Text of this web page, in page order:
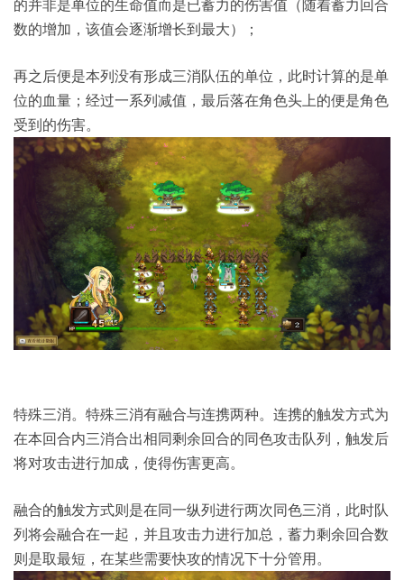
的并非是单位的生命值而是已蓄力的伤害值（随着蓄力回合
数的增加，该值会逐渐增长到最大）；
再之后便是本列没有形成三消队伍的单位，此时计算的是单
位的血量；经过一系列减值，最后落在角色头上的便是角色
受到的伤害。
特殊三消。特殊三消有融合与连携两种。连携的触发方式为
在本回合内三消合出相同剩余回合的同色攻击队列，触发后
将对攻击进行加成，使得伤害更高。
融合的触发方式则是在同一纵列进行两次同色三消，此时队
列将会融合在一起，并且攻击力进行加总，蓄力剩余回合数
则是取最短，在某些需要快攻的情况下十分管用。